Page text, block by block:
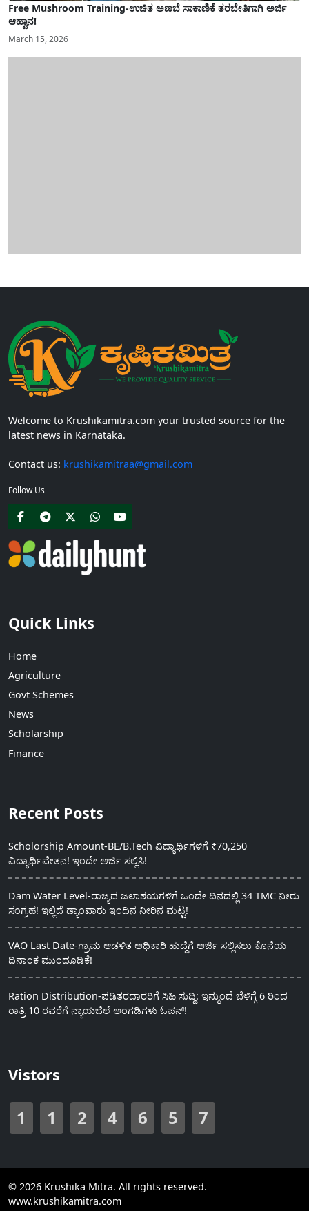
Free Mushroom Training-ಉಚಿತ ಅಣಬೆ ಸಾಕಾಣಿಕೆ ತರಬೇತಿಗಾಗಿ ಅರ್ಜಿ
ಆಹ್ವಾನ!
March 15, 2026
Welcome to Krushikamitra.com your trusted source for the
latest news in Karnataka.
Contact us: krushikamitraa@gmail.com
Follow Us
Quick Links
Home
Agriculture
Govt Schemes
News
Scholarship
Finance
Recent Posts
Scholorship Amount-BE/B.Tech ವಿದ್ಯಾರ್ಥಿಗಳಿಗೆ ₹70,250
ವಿದ್ಯಾರ್ಥಿವೇತನ! ಇಂದೇ ಅರ್ಜಿ ಸಲ್ಲಿಸಿ!
Dam Water Level-ರಾಜ್ಯದ ಜಲಾಶಯಗಳಿಗೆ ಒಂದೇ ದಿನದಲ್ಲಿ 34 TMC ನೀರು
ಸಂಗ್ರಹ! ಇಲ್ಲಿದೆ ಡ್ಯಾಂವಾರು ಇಂದಿನ ನೀರಿನ ಮಟ್ಟ!
VAO Last Date-ಗ್ರಾಮ ಆಡಳಿತ ಅಧಿಕಾರಿ ಹುದ್ದೆಗೆ ಅರ್ಜಿ ಸಲ್ಲಿಸಲು ಕೊನೆಯ
ದಿನಾಂಕ ಮುಂದೂಡಿಕೆ!
Ration Distribution-ಪಡಿತರದಾರರಿಗೆ ಸಿಹಿ ಸುದ್ದಿ: ಇನ್ಮುಂದೆ ಬೆಳಿಗ್ಗೆ 6 ರಿಂದ
ರಾತ್ರಿ 10 ರವರೆಗೆ ನ್ಯಾಯಬೆಲೆ ಅಂಗಡಿಗಳು ಓಪನ್!
Vistors
1 1 2 4 6 5 7
© 2026 Krushika Mitra. All rights reserved.
www.krushikamitra.com